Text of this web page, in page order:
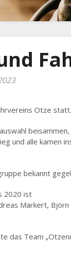
Otze statt.
und alle kamen
bekannt
2020 ist
Märkert,
Team